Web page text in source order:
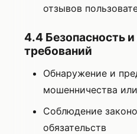
отзывов
4.4 Безопасность
требований
Обнаружение и
мошенничества
Соблюдение
обязательств